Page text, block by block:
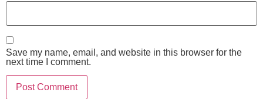
Save my name, email, and website in this browser for the
next time I comment.